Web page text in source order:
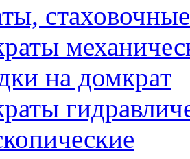
на домкрат